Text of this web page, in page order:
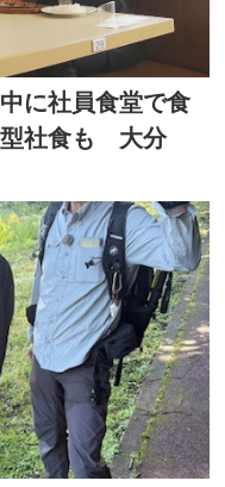
に社員食堂で食
社食も 大分